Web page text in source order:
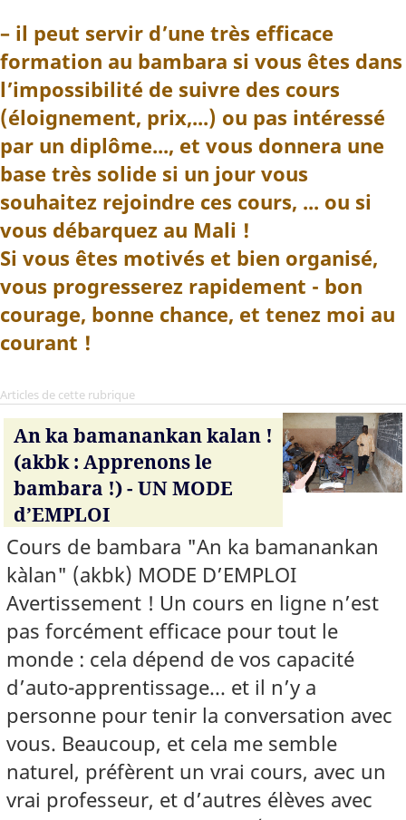
– il peut servir d’une très efficace
formation au bambara si vous êtes dans
l’impossibilité de suivre des cours
(éloignement, prix,...) ou pas intéressé
par un diplôme..., et vous donnera une
base très solide si un jour vous
souhaitez rejoindre ces cours, ... ou si
vous débarquez au Mali !
Si vous êtes motivés et bien organisé,
vous progresserez rapidement - bon
courage, bonne chance, et tenez moi au
courant !
Articles de cette rubrique
An ka bamanankan kalan !
(akbk : Apprenons le
bambara !) - UN MODE
d’EMPLOI
Cours de bambara "An ka bamanankan
kàlan" (akbk) MODE D’EMPLOI
Avertissement ! Un cours en ligne n’est
pas forcément efficace pour tout le
monde : cela dépend de vos capacité
d’auto-apprentissage... et il n’y a
personne pour tenir la conversation avec
vous. Beaucoup, et cela me semble
naturel, préfèrent un vrai cours, avec un
vrai professeur, et d’autres élèves avec